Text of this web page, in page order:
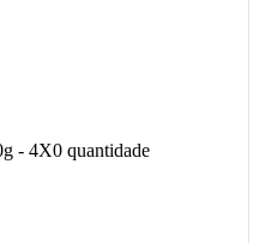
- 4X0 quantidade